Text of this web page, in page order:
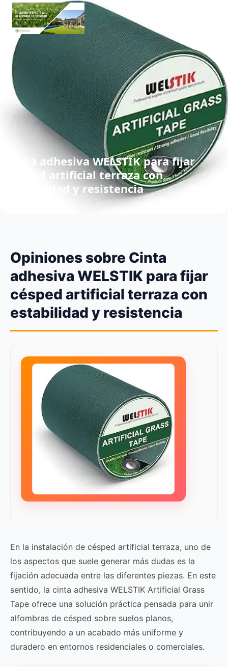
Cinta adhesiva WELSTIK para fijar
césped artificial terraza con
estabilidad y resistencia
Opiniones sobre Cinta
adhesiva WELSTIK para fijar
césped artificial terraza con
estabilidad y resistencia
En la instalación de césped artificial terraza, uno de
los aspectos que suele generar más dudas es la
fijación adecuada entre las diferentes piezas. En este
sentido, la cinta adhesiva WELSTIK Artificial Grass
Tape ofrece una solución práctica pensada para unir
alfombras de césped sobre suelos planos,
contribuyendo a un acabado más uniforme y
duradero en entornos residenciales o comerciales.